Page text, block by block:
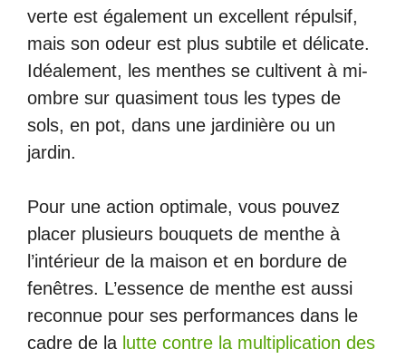
verte est également un excellent répulsif,
mais son odeur est plus subtile et délicate.
Idéalement, les menthes se cultivent à mi-
ombre sur quasiment tous les types de
sols, en pot, dans une jardinière ou un
jardin.
Pour une action optimale, vous pouvez
placer plusieurs bouquets de menthe à
l’intérieur de la maison et en bordure de
fenêtres. L’essence de menthe est aussi
reconnue pour ses performances dans le
cadre de la lutte contre la multiplication des